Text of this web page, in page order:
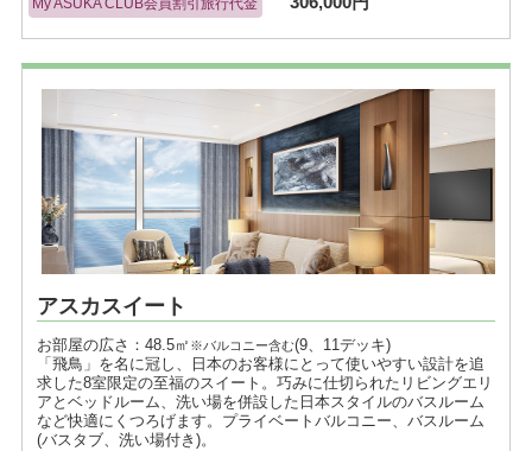
アスカスイート
お部屋の広さ：48.5㎡ ※バルコニー含む(9、11デッキ)
「飛鳥」を名に冠し、日本のお客様にとって使いやすい設計を追
求した8室限定の至福のスイート。巧みに仕切られたリビングエリ
アとベッドルーム、洗い場を併設した日本スタイルのバスルーム
など快適にくつろげます。プライベートバルコニー、バスルーム
(バスタブ、洗い場付き)。